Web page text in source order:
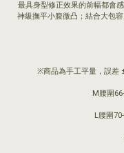
最具身型修正效果的前幅都會
神級撫平小腹微凸；結合大包
※商品為手工平量，誤差
M腰圍
L腰圍